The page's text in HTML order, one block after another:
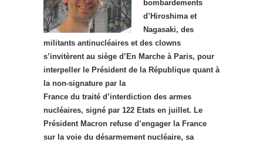
bombardements
d’Hiroshima et
Nagasaki, des
militants antinucléaires et des clowns
s’invitèrent au siège d’En Marche à Paris, pour
interpeller le Président de la République quant à
la non-signature par la
France du traité d’interdiction des armes
nucléaires, signé par 122 Etats en juillet. Le
Président Macron refuse d’engager la France
sur la voie du désarmement nucléaire, sa